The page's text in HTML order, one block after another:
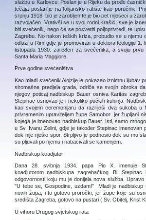
službu u Karlovcu. Poslan je u Rijeku da prođe
tečaja poslan je na talijansko ratište kao poručnik.
srpnju 1918. bio je zarobljen te je bio pet mjeseci u
razvojačen. Vrativši se u svoj rodni Krašić, sve je
biti svećenik, nego će se posvetiti poljoprivredi, te
Zagrebu. No nakon teških kriza, probudio se u njemu
odlazi u Rim gdje je promoviran u doktora teologije 1.
listopada 1930. zaređen za svećenika, a svoju
Santa Maria Maggiore.
Prve godine svećeništva
Kao mladi svećenik Alojzije je pokazao iznimnu ljubav
siromašne predjela grada, odriče se svojih obroka
njegov poticaj nadbiskup Bauer osniva Karitas
Stepinac osnovao je i nekoliko pučkih kuhinja.
kao svojem ceremonijaru da razriješi dva sukoba u
privremenim upraviteljem župe Samobor jer župljani
kojega je imenovao nadbiskup Bauer. Isti, samo
u Sv. Ivanu Zelini, gdje je također Stepinac imenovan
dok nije riješio spor. Strpljivo je podnosio dok su mu
su pljuvali po njemu i nabacivali se kamenjem.
Nadbiskup koadjutor
Dana 28. svibnja 1934. papa Pio X. imenuje
koadjutorom nadbiskupa zagrebačkog. Bl.
odgovornosti koju mu je donijela nova služba.
"U tebe se, Gospodine, uzdam!" Mladi je nadbiskup
novih župa, i to gotovo proročki, jer župe koje su
središta Zagreba, gotovo na pustari ( Sv. Obitelj, Krist
U vihoru Drugog svjetskog rata